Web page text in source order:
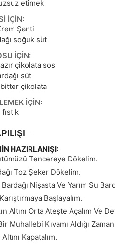
etimek
İÇİN:
Şanti
soğuk süt
İÇİN:
çikolata sos
süt
bitter çikolata
İÇİN:
HAZIRLANIŞI:
Tencereye Dökelim.
Toz Şeker Dökelim.
Bardağı Nişasta Ve Yarım Su
Başlayalım.
Altını Orta Ateşte Açalım Ve
Muhallebi Kıvamı Aldığı
Altını Kapatalım.